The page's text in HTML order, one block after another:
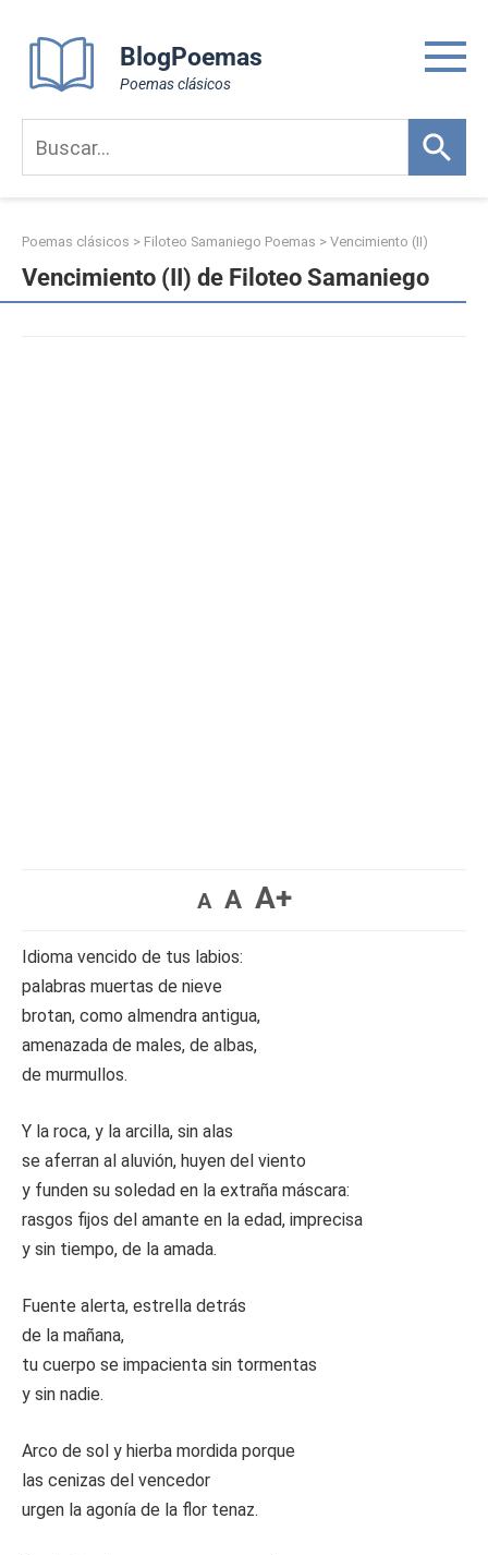
content
BlogPoemas
Poemas clásicos
Poemas clásicos > Filoteo Samaniego Poemas > Vencimiento (II)
Vencimiento (II) de Filoteo Samaniego
A A A+
Idioma vencido de tus labios:
palabras muertas de nieve
brotan, como almendra antigua,
amenazada de males, de albas,
de murmullos.
Y la roca, y la arcilla, sin alas
se aferran al aluvión, huyen del viento
y funden su soledad en la extraña máscara:
rasgos fijos del amante en la edad, imprecisa
y sin tiempo, de la amada.
Fuente alerta, estrella detrás
de la mañana,
tu cuerpo se impacienta sin tormentas
y sin nadie.
Arco de sol y hierba mordida porque
las cenizas del vencedor
urgen la agonía de la flor tenaz.